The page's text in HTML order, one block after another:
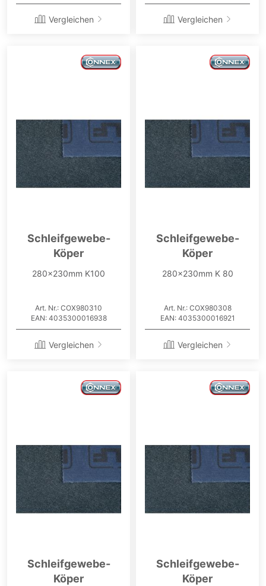
Vergleichen Vergleichen
Schleifgewebe-
Köper
280x230mm K100
Art. Nr.: COX980310
EAN: 4035300016938
Vergleichen
Schleifgewebe-
Köper
280x230mm K 80
Art. Nr.: COX980308
EAN: 4035300016921
Vergleichen
Schleifgewebe-
Köper
Schleifgewebe-
Köper